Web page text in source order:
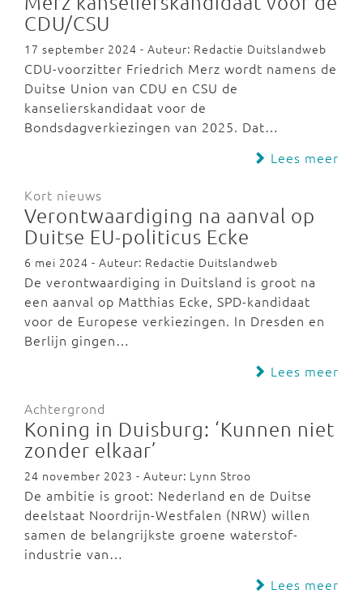
CDU/CSU
17 september 2024 - Auteur: Redactie Duitslandweb
CDU-voorzitter Friedrich Merz wordt namens de
Duitse Union van CDU en CSU de
kanselierskandidaat voor de
Bondsdagverkiezingen van 2025. Dat…
Lees meer
Kort nieuws
Verontwaardiging na aanval op
Duitse EU-politicus Ecke
6 mei 2024 - Auteur: Redactie Duitslandweb
De verontwaardiging in Duitsland is groot na
een aanval op Matthias Ecke, SPD-kandidaat
voor de Europese verkiezingen. In Dresden en
Berlijn gingen…
Lees meer
Achtergrond
Koning in Duisburg: ‘Kunnen niet
zonder elkaar’
24 november 2023 - Auteur: Lynn Stroo
De ambitie is groot: Nederland en de Duitse
deelstaat Noordrijn-Westfalen (NRW) willen
samen de belangrijkste groene waterstof-
industrie van…
Lees meer